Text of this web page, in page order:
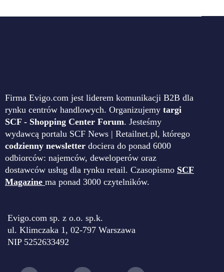
Firma Evigo.com jest liderem komunikacji B2B dla
rynku centrów handlowych. Organizujemy targi
SCF - Shopping Center Forum. Jesteśmy
wydawcą portalu SCF News | Retailnet.pl, którego
codzienny newsletter dociera do ponad 6000
odbiorców: najemców, deweloperów oraz
dostawców usług dla rynku retail. Czasopismo SCF
Magazine ma ponad 3000 czytelników.
Evigo.com sp. z o.o. sp.k.
ul. Klimczaka 1, 02-797 Warszawa
NIP 5252633492